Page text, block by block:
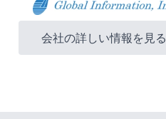
会社の詳しい情報を見る